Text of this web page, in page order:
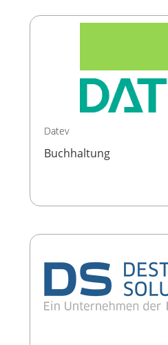
Datev
Buchhaltung